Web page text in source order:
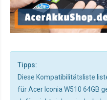
Tipps:
Diese Kompatibilitätsliste
für Acer Iconia W510 64GB